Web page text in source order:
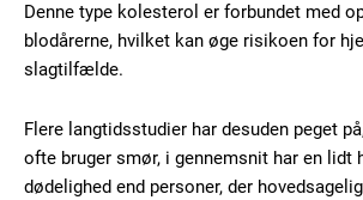
Subscription
Denne type kolesterol er forbundet med
blodårerne, hvilket kan øge risikoen for
slagtilfælde.
Flere langtidsstudier har desuden peget
ofte bruger smør, i gennemsnit har en lidt
dødelighed end personer, der